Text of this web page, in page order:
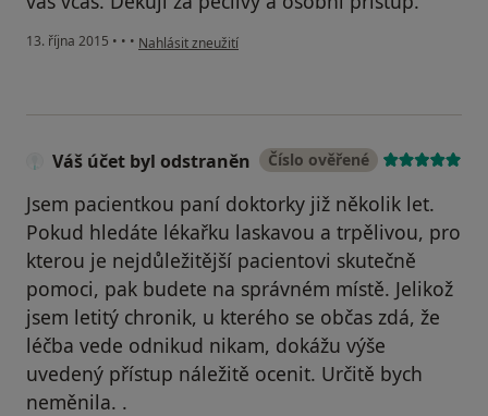
13. října 2015 • • • podle názoru uživatele Váš účet byl odstraněn
Nahlásit zneužití
Váš účet byl odstraněn Číslo ověřené
Jsem pacientkou paní doktorky již několik let.
Pokud hledáte lékařku laskavou a trpělivou, pro
kterou je nejdůležitější pacientovi skutečně
pomoci, pak budete na správném místě. Jelikož
jsem letitý chronik, u kterého se občas zdá, že
léčba vede odnikud nikam, dokážu výše
uvedený přístup náležitě ocenit. Určitě bych
neměnila. .